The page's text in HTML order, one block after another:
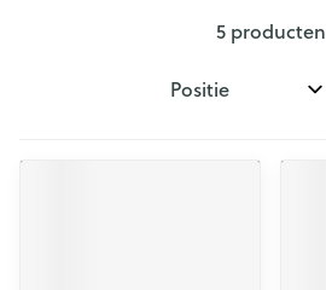
5producten
Sorteer op: